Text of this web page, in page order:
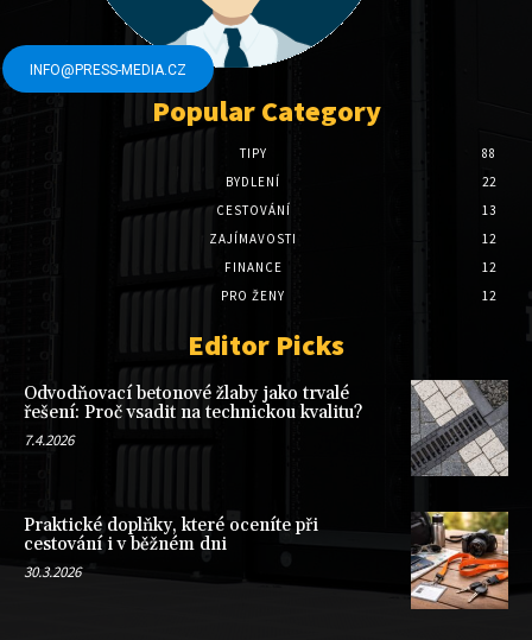
INFO@PRESS-MEDIA.CZ
Popular Category
TIPY
88
BYDLENÍ
22
CESTOVÁNÍ
13
ZAJÍMAVOSTI
12
FINANCE
12
PRO ŽENY
12
Editor Picks
Odvodňovací betonové žlaby jako trvalé
řešení: Proč vsadit na technickou kvalitu?
7.4.2026
Praktické doplňky, které oceníte při
cestování i v běžném dni
30.3.2026